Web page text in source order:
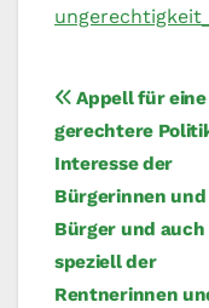
Appell für eine
gerechtere
Interesse der
Bürgerinnen und
Bürger und auch
speziell der
Rentnerinnen